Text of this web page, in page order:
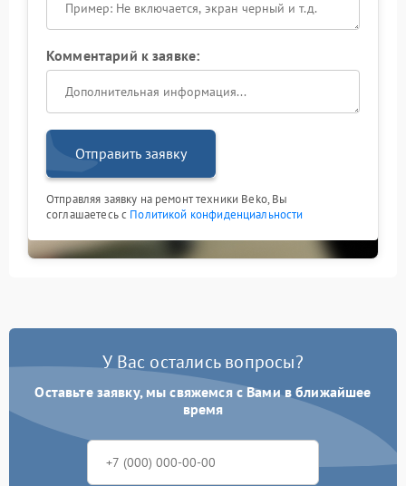
Комментарий к заявке:
Отправить заявку
Отправляя заявку на ремонт техники Beko, Вы
соглашаетесь с Политикой конфиденциальности
У Вас остались вопросы?
Оставьте заявку, мы свяжемся с Вами в ближайшее
время